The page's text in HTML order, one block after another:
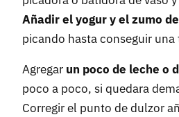
Añadir el yogur y el zumo
picando hasta conseguir
Agregar un poco de leche o
poco a poco, si quedara
Corregir el punto de dulzor